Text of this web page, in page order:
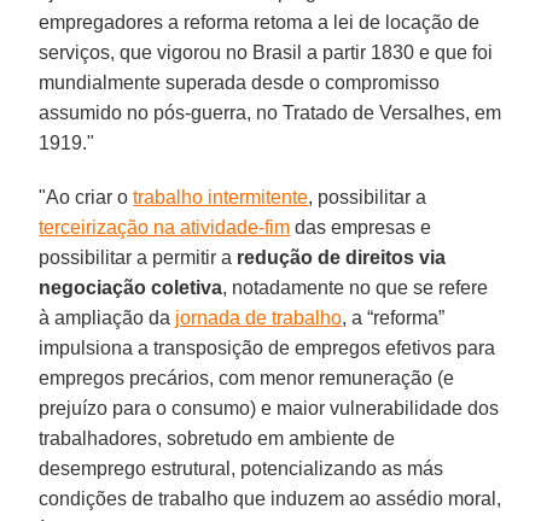
empregadores a reforma retoma a lei de locação de
serviços, que vigorou no Brasil a partir 1830 e que foi
mundialmente superada desde o compromisso
assumido no pós-guerra, no Tratado de Versalhes, em
1919."
"Ao criar otrabalho intermitente, possibilitar a
terceirização na atividade-fim das empresas e
possibilitar a permitir a redução de direitos via
negociação coletiva, notadamente no que se refere
à ampliação da jornada de trabalho, a “reforma”
impulsiona a transposição de empregos efetivos para
empregos precários, com menor remuneração (e
prejuízo para o consumo) e maior vulnerabilidade dos
trabalhadores, sobretudo em ambiente de
desemprego estrutural, potencializando as más
condições de trabalho que induzem ao assédio moral,